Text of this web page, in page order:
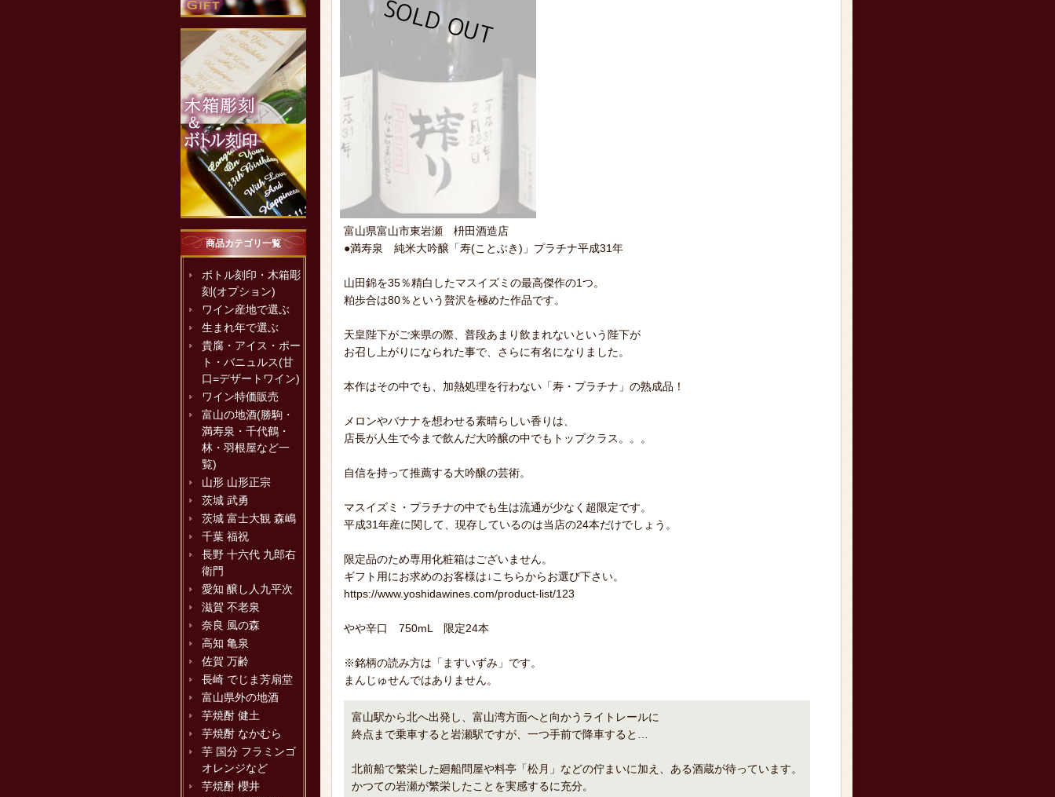
商品カテゴリ一覧
ボトル刻印・木箱彫
刻(オプション)
ワイン産地で選ぶ
生まれ年で選ぶ
貴腐・アイス・ポー
ト・バニュルス(甘
口=デザートワイン)
ワイン特価販売
富山の地酒(勝駒・
満寿泉・千代鶴・
林・羽根屋など一
覧)
山形 山形正宗
茨城 武勇
茨城 富士大観 森嶋
千葉 福祝
長野 十六代 九郎右
衛門
愛知 醸し人九平次
滋賀 不老泉
奈良 風の森
高知 亀泉
佐賀 万齢
長崎 でじま芳扇堂
富山県外の地酒
芋焼酎 健土
芋焼酎 なかむら
芋 国分 フラミンゴ
オレンジなど
芋焼酎 櫻井
富山県富山市東岩瀬 枡田酒造店
●満寿泉 純米大吟醸「寿(ことぶき)」プラチナ平成31年
山田錦を35％精白したマスイズミの最高傑作の1つ。
粕歩合は80％という贅沢を極めた作品です。
天皇陛下がご来県の際、普段あまり飲まれないという陛下が
お召し上がりになられた事で、さらに有名になりました。
本作はその中でも、加熱処理を行わない「寿・プラチナ」の熟成品！
メロンやバナナを想わせる素晴らしい香りは、
店長が人生で今まで飲んだ大吟醸の中でもトップクラス。。。
自信を持って推薦する大吟醸の芸術。
マスイズミ・プラチナの中でも生は流通が少なく超限定です。
平成31年産に関して、現存しているのは当店の24本だけでしょう。
限定品のため専用化粧箱はございません。
ギフト用にお求めのお客様は↓こちらからお選び下さい。
https://www.yoshidawines.com/product-list/123
やや辛口 750mL 限定24本
※銘柄の読み方は「ますいずみ」です。
まんじゅせんではありません。
富山駅から北へ出発し、富山湾方面へと向かうライトレールに
終点まで乗車すると岩瀬駅ですが、一つ手前で降車すると…
北前船で繁栄した廻船問屋や料亭「松月」などの佇まいに加え、ある酒蔵が待っています。
かつての岩瀬が繁栄したことを実感するに充分。